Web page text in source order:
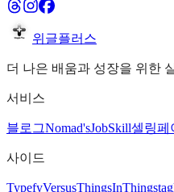
위글플러스
더 나은 배움과 성장을 위한
서비스
블로그Nomad'sJobSkill셀링페
사이드
TypefyVersusThingsInThing